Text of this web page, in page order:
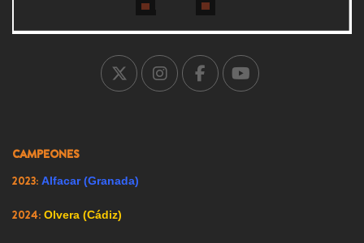
CAMPEONES
Ricote (Murcia)
2009:Renedo de Esgueva (Valladolid)
2023: Alfacar (Granada)
2024: Olvera (Cádiz)